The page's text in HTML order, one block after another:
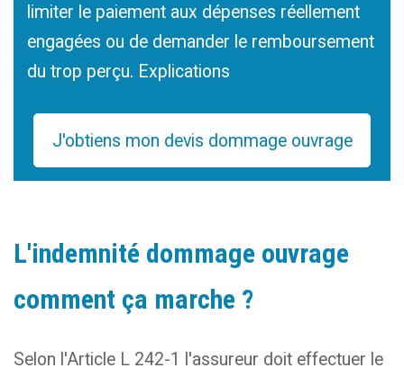
limiter le paiement aux dépenses réellement
engagées ou de demander le remboursement
du trop perçu. Explications
J'obtiens mon devis dommage ouvrage
L'indemnité dommage ouvrage
comment ça marche ?
Selon l'Article L 242-1 l'assureur doit effectuer le